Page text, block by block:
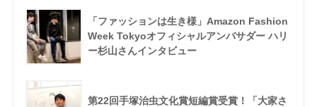
「ファッションは生き様」Amazon Fashion
Week Tokyoオフィシャルアンバサダー ハリ
ー杉山さんインタビュー
第22回手塚治虫文化賞短編賞受賞！「大家さ